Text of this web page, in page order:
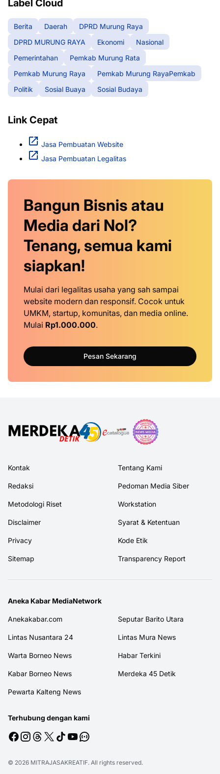
Label Cloud
Berita Daerah
DPRD Murung Raya
DPRD MURUNG RAYA
Ekonomi
Nasional
Pemerintahan
Pemkab Murung Rata
Pemkab Murung Raya
Pemkab Murung RayaPemkab
Politik
Sosial Buaya Sosial Budaya
Link Cepat
Jasa Pembuatan Website
Jasa Pembuatan Legalitas
Bangun Bisnis atau
Media dari Nol?
Tenang, semua kami
siapkan!
Mulai dari legalitas usaha yang sah sampai
website modern dan responsif. Cocok untuk
UMKM, startup, komunitas, dan media online.
Mulai Rp1.000.000.
Pesan Sekarang
Kontak Tentang Kami
Redaksi Pedoman Media Siber
Metodologi Riset Workstation
Disclaimer Syarat & Ketentuan
Privacy Kode Etik
Sitemap Transparency Report
Aneka Kabar MediaNetwork
Anekakabar.com Seputar Barito Utara
Lintas Nusantara 24 Lintas Mura News
Warta Borneo News Habar Terkini
Kabar Borneo News Merdeka 45 Detik
Pewarta Kalteng News
Terhubung dengan kami
© 2026 MITRAJASAKREATIF. All rights reserved.